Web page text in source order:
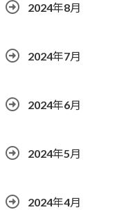
2024年8月
2024年7月
2024年6月
2024年5月
2024年4月